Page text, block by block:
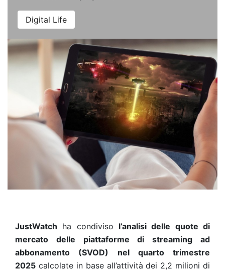
Digital Life
JustWatch ha condiviso l’analisi delle quote di
mercato delle piattaforme di streaming ad
abbonamento (SVOD) nel quarto trimestre
2025 calcolate in base all’attività dei 2,2 milioni di